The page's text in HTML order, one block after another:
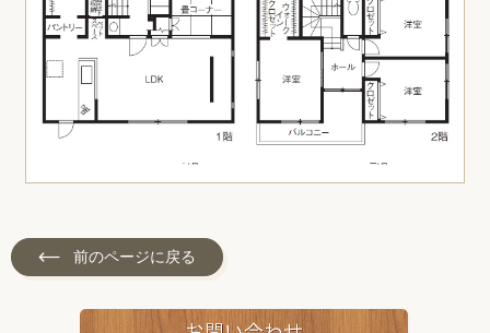
前のページに戻る